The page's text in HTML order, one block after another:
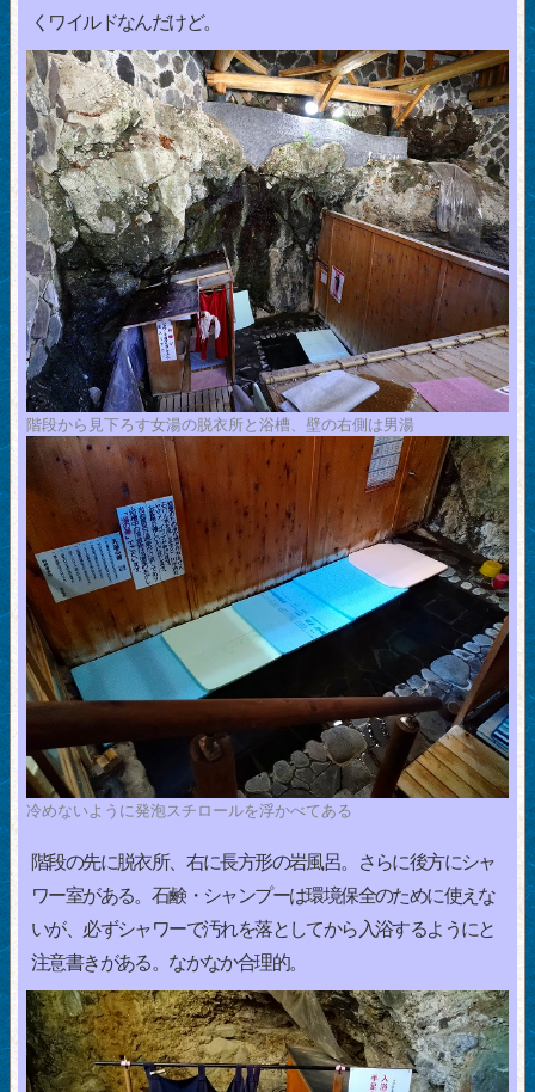
くワイルドなんだけど。
階段から見下ろす女湯の脱衣所と浴槽、壁の右側は男湯
冷めないように発泡スチロールを浮かべてある
階段の先に脱衣所、右に長方形の岩風呂。さらに後方にシャ
ワー室がある。石鹸・シャンプーは環境保全のために使えな
いが、必ずシャワーで汚れを落としてから入浴するようにと
注意書きがある。なかなか合理的。